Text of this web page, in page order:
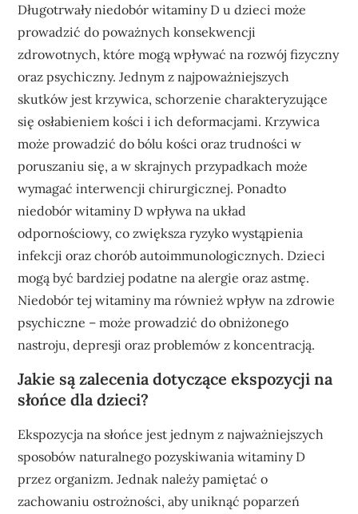
Długotrwały niedobór witaminy D u dzieci może
prowadzić do poważnych konsekwencji
zdrowotnych, które mogą wpływać na rozwój fizyczny
oraz psychiczny. Jednym z najpoważniejszych
skutków jest krzywica, schorzenie charakteryzujące
się osłabieniem kości i ich deformacjami. Krzywica
może prowadzić do bólu kości oraz trudności w
poruszaniu się, a w skrajnych przypadkach może
wymagać interwencji chirurgicznej. Ponadto
niedobór witaminy D wpływa na układ
odpornościowy, co zwiększa ryzyko wystąpienia
infekcji oraz chorób autoimmunologicznych. Dzieci
mogą być bardziej podatne na alergie oraz astmę.
Niedobór tej witaminy ma również wpływ na zdrowie
psychiczne – może prowadzić do obniżonego
nastroju, depresji oraz problemów z koncentracją.
Jakie są zalecenia dotyczące ekspozycji na
słońce dla dzieci?
Ekspozycja na słońce jest jednym z najważniejszych
sposobów naturalnego pozyskiwania witaminy D
przez organizm. Jednak należy pamiętać o
zachowaniu ostrożności, aby uniknąć poparzeń